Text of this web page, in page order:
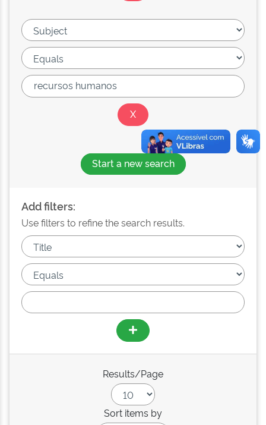
Start a new search
Add filters:
Use filters to refine the search results.
Results/Page
Sort items by